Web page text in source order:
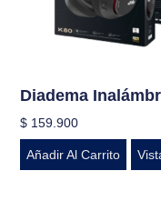
Diadema
$ 159.900
Añadir Al Carrito